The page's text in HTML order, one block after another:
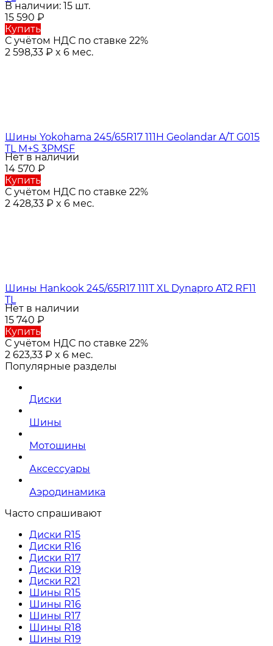
В наличии: 15 шт.
15 590 ₽
Купить
С учётом НДС по ставке 22%
2 598,33 ₽ x 6 мес.
Шины Yokohama 245/65R17 111H Geolandar A/T G015
TL M+S 3PMSF
Нет в наличии
14 570 ₽
Купить
С учётом НДС по ставке 22%
2 428,33 ₽ x 6 мес.
Шины Hankook 245/65R17 111T XL Dynapro AT2 RF11
TL
Нет в наличии
15 740 ₽
Купить
С учётом НДС по ставке 22%
2 623,33 ₽ x 6 мес.
Популярные разделы
Диски
Шины
Мотошины
Аксессуары
Аэродинамика
Часто спрашивают
Диски R15
Диски R16
Диски R17
Диски R19
Диски R21
Шины R15
Шины R16
Шины R17
Шины R18
Шины R19